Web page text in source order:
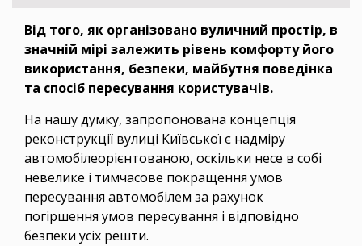
Від того, як організовано вуличний простір, в
значній мірі залежить рівень комфорту його
використання, безпеки, майбутня поведінка
та спосіб пересування користувачів.
На нашу думку, запропонована концепція
реконструкції вулиці Київської є надміру
автомобілеорієнтованою, оскільки несе в собі
невелике і тимчасове покращення умов
пересування автомобілем за рахунок
погіршення умов пересування і відповідно
безпеки усіх решти.